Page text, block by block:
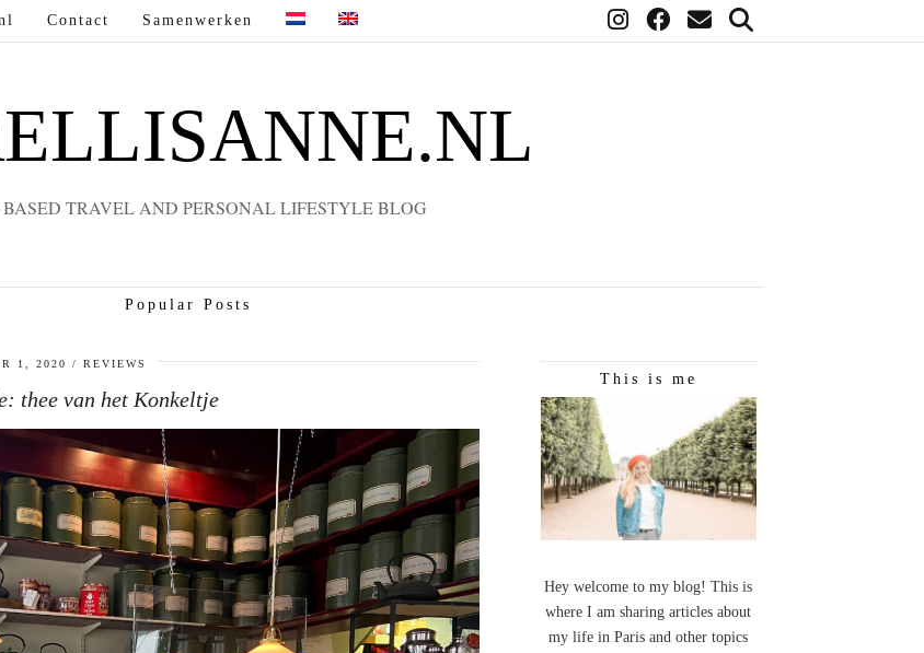
BASED TRAVEL AND PERSONAL LIFESTYLE BLOG
Contact Samenwerken
Popular Posts
1, 2020 REVIEWS
thee van het Konkeltje
This is me
Hey welcome to my blog! This is
where I am sharing articles about
my life in Paris and other topics